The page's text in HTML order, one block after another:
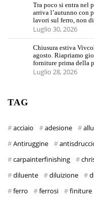
Tra poco si entra nel
arriva l’autunno con
lavori sul ferro, non
Luglio 30, 2026
Chiusura estiva
agosto. Riapriamo
forniture prima della
Luglio 28, 2026
TAG
acciaio adesione
Antiruggine
carpainterfinishing
diluente
diluizione
ferro
ferrosi finiture